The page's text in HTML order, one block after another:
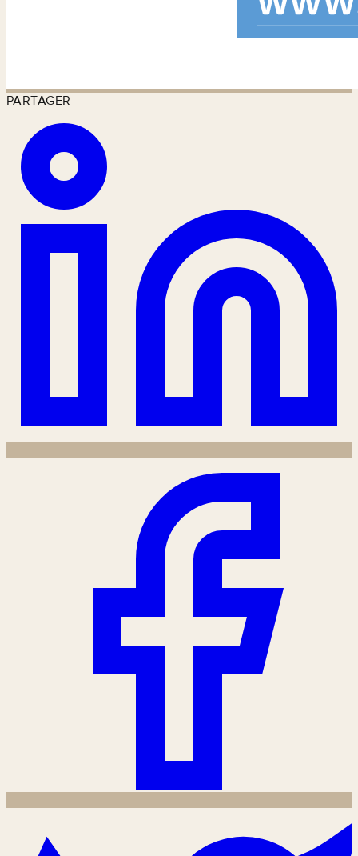
PARTAGER